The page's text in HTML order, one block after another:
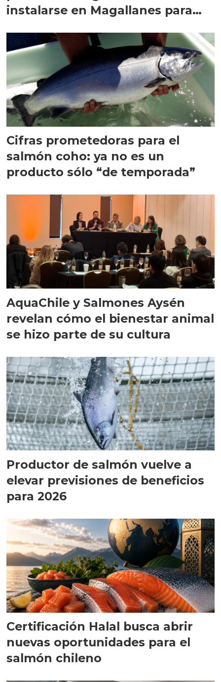
instalarse en Magallanes para
Cifras prometedoras para el
salmón coho: ya no es un
producto sólo “de temporada”
AquaChile y Salmones Aysén
revelan cómo el bienestar animal
se hizo parte de su cultura
Productor de salmón vuelve a
elevar previsiones de beneficios
para 2026
Certificación Halal busca abrir
nuevas oportunidades para el
salmón chileno